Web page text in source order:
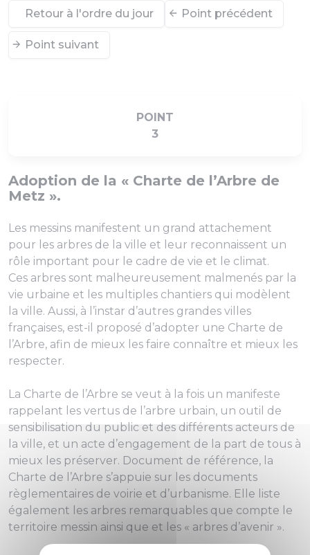
Retour à l'ordre du jour Point précédent
Point suivant
POINT
3
Adoption de la « Charte de l’Arbre de
Metz ».
Les messins manifestent un grand attachement
pour les arbres de la ville et leur reconnaissent un
rôle important pour le cadre de vie et le climat.
Ces arbres sont malheureusement malmenés par la
vie urbaine et les multiples chantiers qui modèlent
la ville. Aussi, à l’instar d’autres grandes villes
françaises, est-il proposé d’adopter une Charte de
l’Arbre, afin de mieux les faire connaître et mieux les
respecter.
La Charte de l’Arbre se veut à la fois un manifeste
rappelant les vertus de l’arbre urbain, un outil de
sensibilisation du public et des différents acteurs de
la ville, et un acte d’engagement de la part de tous à
mieux les préserver. Document de référence, la
Charte de l’Arbre s’appuie sur les documents
règlementaires de voirie et d’urbanisme. Elle liste
également les arbres remarquables que compte le
territoire messin ainsi que et les « arbres d’avenir ».